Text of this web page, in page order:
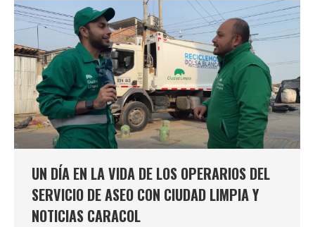
UN DÍA EN LA VIDA DE LOS OPERARIOS DEL
SERVICIO DE ASEO CON CIUDAD LIMPIA Y
NOTICIAS CARACOL